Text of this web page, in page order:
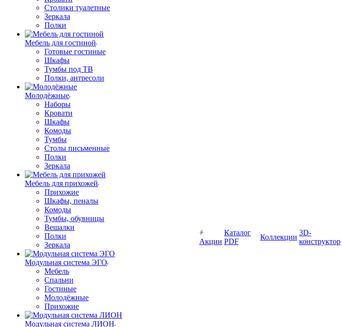
Столики туалетные
Зеркала
Полки
Мебель для гостиной
Готовые гостиные
Шкафы
Тумбы под ТВ
Полки, антресоли
Молодёжные
Наборы
Кровати
Шкафы
Комоды
Тумбы
Столы письменные
Полки
Зеркала
Мебель для прихожей
Прихожие
Шкафы, пеналы
Комоды
Тумбы, обувницы
Вешалки
Полки
Зеркала
Модульная система ЭГО
Мебель
Спальни
Гостиные
Молодёжные
Прихожие
Модульная система ЛИОН
Акции
Каталог
PDF
Коллекции
3D-
конструктор